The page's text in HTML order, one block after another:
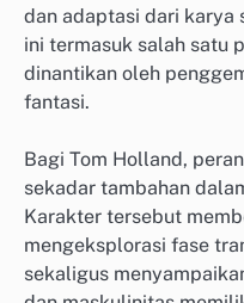
dan adaptasi dari karya
ini termasuk salah satu
dinantikan oleh
fantasi.
Bagi Tom Holland,
sekadar tambahan
Karakter tersebut
mengeksplorasi fase
sekaligus